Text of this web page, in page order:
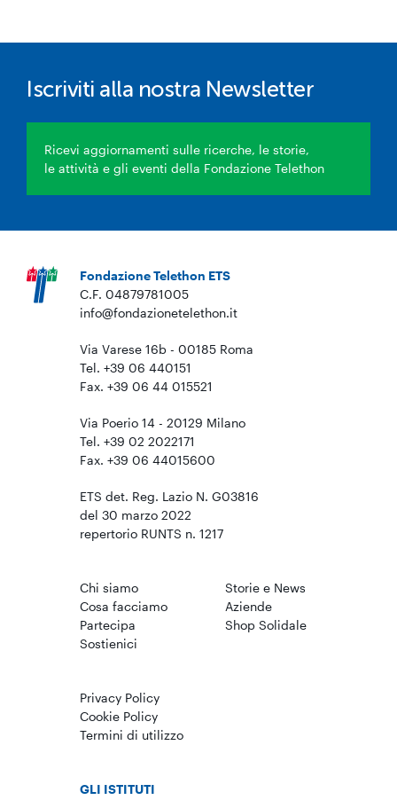
Iscriviti alla nostra Newsletter
Ricevi aggiornamenti sulle ricerche, le storie,
le attività e gli eventi della Fondazione Telethon
Fondazione Telethon ETS
C.F. 04879781005
info@fondazionetelethon.it
Via Varese 16b - 00185 Roma
Tel. +39 06 440151
Fax. +39 06 44 015521
Via Poerio 14 - 20129 Milano
Tel. +39 02 2022171
Fax. +39 06 44015600
ETS det. Reg. Lazio N. G03816
del 30 marzo 2022
repertorio RUNTS n. 1217
Chi siamo
Cosa facciamo
Partecipa
Sostienici
Storie e News
Aziende
Shop Solidale
Privacy Policy
Cookie Policy
Termini di utilizzo
GLI ISTITUTI